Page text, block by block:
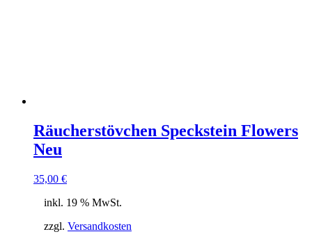
Räucherstövchen Speckstein Flowers
Neu
35,00 €
inkl. 19 % MwSt.
zzgl. Versandkosten